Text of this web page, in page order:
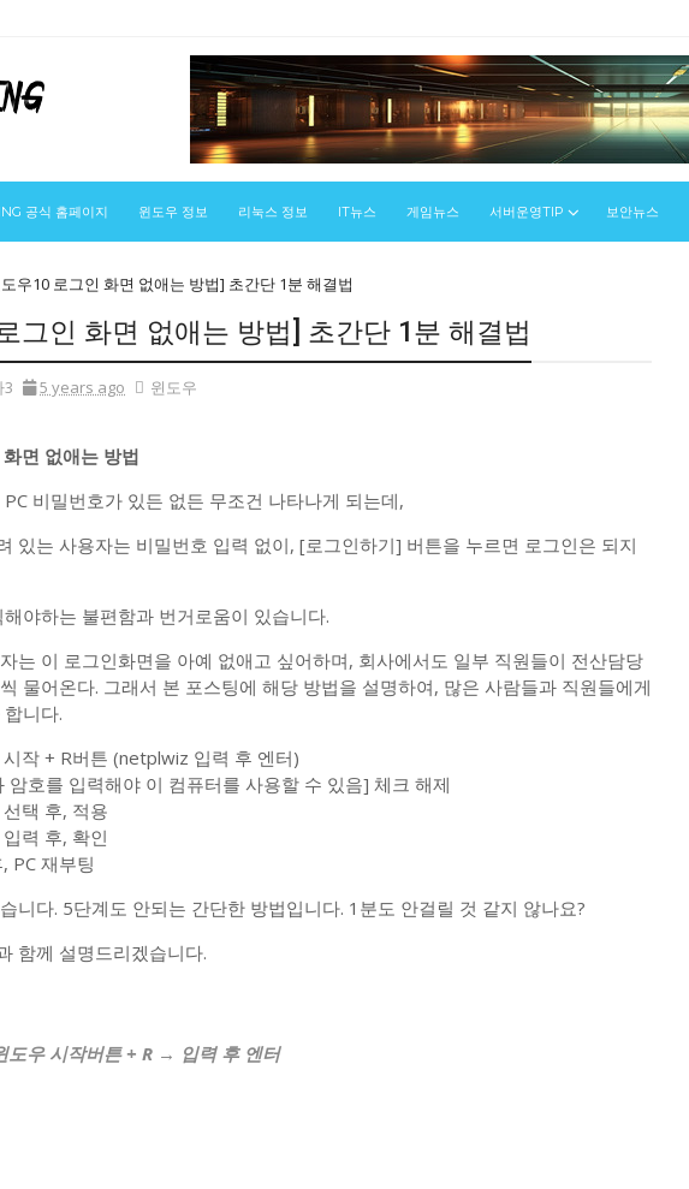
공식 홈페이지 윈도우 정보 리눅스 정보 IT뉴스 게임뉴스 서버운영TIP 보안뉴스
우10 로그인 화면 없애는 방법] 초간단 1분 해결법
그인 화면 없애는 방법] 초간단 1분 해결법
3 5 years ago 윈도우
면 없애는 방법
비밀번호가 있든 없든 무조건 나타나게 되는데,
있는 사용자는 비밀번호 입력 없이, [로그인하기] 버튼을 누르면 로그인은 되지
야하는 불편함과 번거로움이 있습니다.
는 이 로그인화면을 아예 없애고 싶어하며, 회사에서도 일부 직원들이 전산담당
물어온다. 그래서 본 포스팅에 해당 방법을 설명하여, 많은 사람들과 직원들에게
니다.
작 + R버튼 (netplwiz 입력 후 엔터)
암호를 입력해야 이 컴퓨터를 사용할 수 있음] 체크 해제
택 후, 적용
력 후, 확인
PC 재부팅
니다. 5단계도 안되는 간단한 방법입니다. 1분도 안걸릴 것 같지 않나요?
함께 설명드리겠습니다.
도우 시작버튼 + R → 입력 후 엔터